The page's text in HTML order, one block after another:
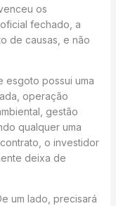
os
fechado, a
de causas, e não
esgoto possui uma
operação
gestão
qualquer uma
o investidor
deixa de
um lado, precisará